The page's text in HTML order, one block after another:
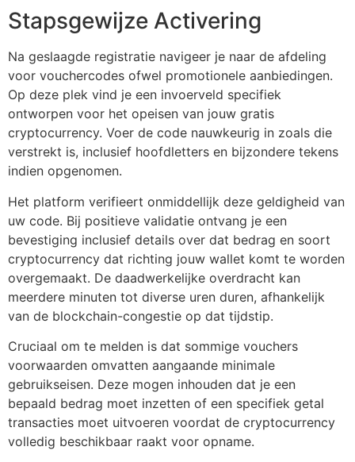
Stapsgewijze Activering
Na geslaagde registratie navigeer je naar de afdeling
voor vouchercodes ofwel promotionele aanbiedingen.
Op deze plek vind je een invoerveld specifiek
ontworpen voor het opeisen van jouw gratis
cryptocurrency. Voer de code nauwkeurig in zoals die
verstrekt is, inclusief hoofdletters en bijzondere tekens
indien opgenomen.
Het platform verifieert onmiddellijk deze geldigheid van
uw code. Bij positieve validatie ontvang je een
bevestiging inclusief details over dat bedrag en soort
cryptocurrency dat richting jouw wallet komt te worden
overgemaakt. De daadwerkelijke overdracht kan
meerdere minuten tot diverse uren duren, afhankelijk
van de blockchain-congestie op dat tijdstip.
Cruciaal om te melden is dat sommige vouchers
voorwaarden omvatten aangaande minimale
gebruikseisen. Deze mogen inhouden dat je een
bepaald bedrag moet inzetten of een specifiek getal
transacties moet uitvoeren voordat de cryptocurrency
volledig beschikbaar raakt voor opname.